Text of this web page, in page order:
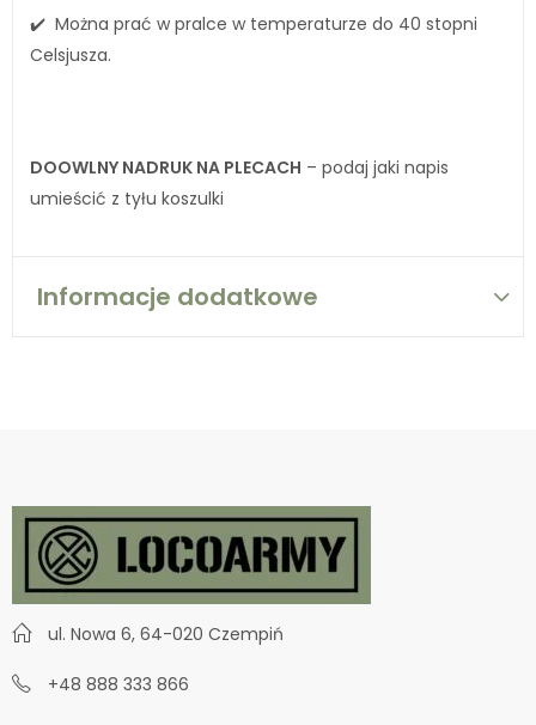
✔️ Można prać w pralce w temperaturze do 40 stopni
Celsjusza.
DOOWLNY NADRUK NA PLECACH – podaj jaki napis
umieścić z tyłu koszulki
Informacje dodatkowe
ul. Nowa 6, 64-020 Czempiń
+48 888 333 866